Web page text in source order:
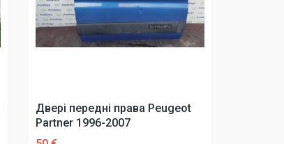
Двері передні права Peugeot
Partner 1996-2007